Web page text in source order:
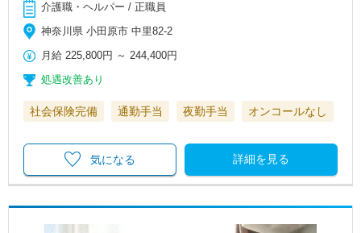
介護職・ヘルパー / 正職員
神奈川県 小田原市 中里82-2
月給 225,800円 ～244,400円
処遇改善あり
社会保険完備 通勤手当 夜勤手当 オンコールなし
詳細を見る
気になる